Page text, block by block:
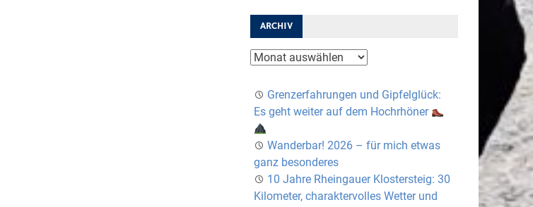
ARCHIV
Archiv
Grenzerfahrungen und Gipfelglück:
Es geht weiter auf dem Hochrhöner
Wanderbar! 2026 – für mich etwas
ganz besonderes
10 Jahre Rheingauer Klostersteig: 30
Kilometer, charaktervolles Wetter und